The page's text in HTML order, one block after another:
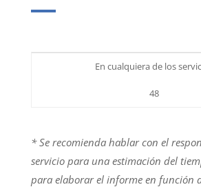
En cualquiera de los
48
* Se recomienda hablar con el
servicio para una estimación del
para elaborar el informe en función